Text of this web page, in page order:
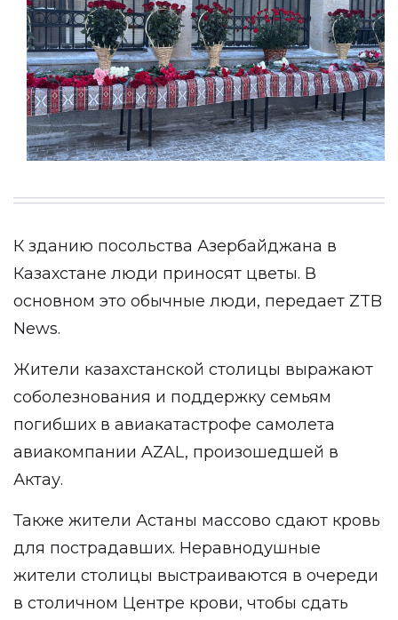
К зданию посольства Азербайджана в
Казахстане люди приносят цветы. В
основном это обычные люди, передает ZTB
News.
Жители казахстанской столицы выражают
соболезнования и поддержку семьям
погибших в авиакатастрофе самолета
авиакомпании AZAL, произошедшей в
Актау.
Также жители Астаны массово сдают кровь
для пострадавших. Неравнодушные
жители столицы выстраиваются в очереди
в столичном Центре крови, чтобы сдать